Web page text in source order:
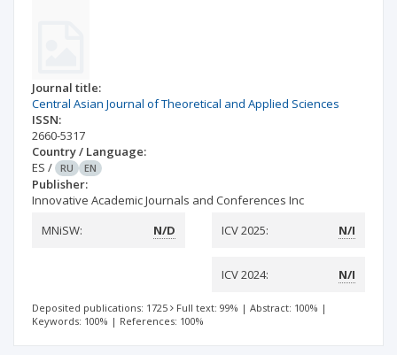
Journal title:
Central Asian Journal of Theoretical and Applied Sciences
ISSN:
2660-5317
Country / Language:
ES / RU EN
Publisher:
Innovative Academic Journals and Conferences Inc
MNiSW:
N/D ICV 2025: N/I
ICV 2024: N/I
Deposited publications: 1725 Full text: 99% | Abstract: 100% |
Keywords: 100% | References: 100%